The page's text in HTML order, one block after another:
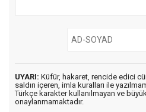
UYARI: Küfür, hakaret, rencide edici
saldırı içeren, imla kuralları ile
Türkçe karakter kullanılmayan ve
onaylanmamaktadır.